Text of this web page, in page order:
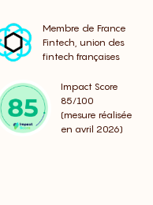
Membre de France
Fintech, union des
fintech françaises
Impact Score
85/100
(mesure réalisée
en avril 2026)